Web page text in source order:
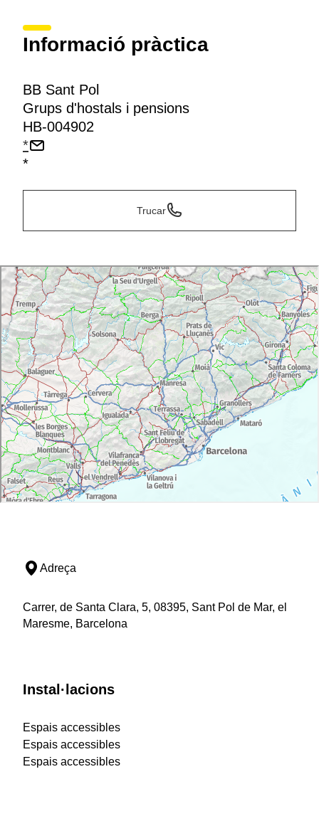
Informació pràctica
BB Sant Pol
Grups d'hostals i pensions
HB-004902
*
*
Trucar
Adreça
Carrer, de Santa Clara, 5, 08395, Sant Pol de Mar, el
Maresme, Barcelona
Instal·lacions
Espais accessibles
Espais accessibles
Espais accessibles